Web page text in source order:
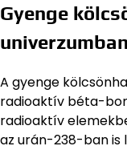
Gyenge
univerzumban
A gyenge
radioaktív béta-
radioaktív
az urán-238-ban is